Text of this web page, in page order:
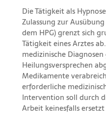
Die Tätigkeit als
Zulassung zur
dem HPG) grenzt sich
Tätigkeit eines Arztes
medizinische
Heilungsversprechen
Medikamente
erforderliche
Intervention soll durch
Arbeit keinesfalls